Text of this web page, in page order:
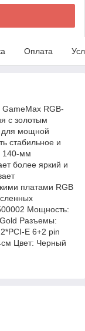
Оплата
RGB-
с золотым
для мощной
стабильное и
140-мм
более яркий и
платами RGB
Мощность:
Разъемы:
E 6+2 pin
Цвет: Черный